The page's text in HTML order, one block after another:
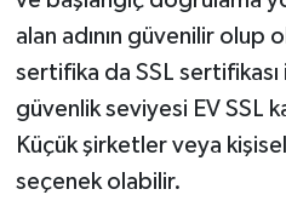
alan adının güvenilir olup
sertifika da SSL
güvenlik seviyesi EV SSL
Küçük şirketler veya
seçenek olabilir.